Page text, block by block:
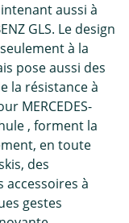
aussi à
GLS. Le design
à la
pose aussi des
la résistance à
MERCEDES-
, forment la
en toute
des
accessoires à
gestes